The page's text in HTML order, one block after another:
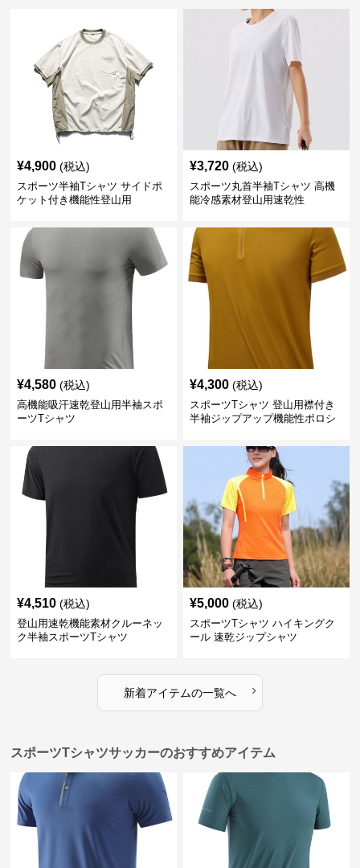
¥4,900 (税込)
スポーツ半袖Tシャツ サイドポ
ケット付き機能性登山用
¥3,720 (税込)
スポーツ丸首半袖Tシャツ 高機
能冷感素材登山用速乾性
¥4,580 (税込)
高機能吸汗速乾登山用半袖スポ
ーツTシャツ
¥4,300 (税込)
スポーツTシャツ 登山用襟付き
半袖ジップアップ機能性ポロシ
¥4,510 (税込)
登山用速乾機能素材クルーネッ
ク半袖スポーツTシャツ
¥5,000 (税込)
スポーツTシャツ ハイキングク
ール 速乾ジップシャツ
新着アイテムの一覧へ ›
スポーツTシャツサッカーのおすすめアイテム